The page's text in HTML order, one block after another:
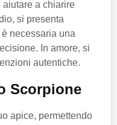
a chiarire
si presenta
necessaria una
In amore, si
autentiche.
Scorpione
apice, permettendo